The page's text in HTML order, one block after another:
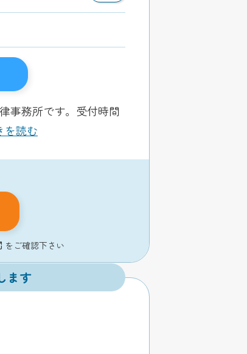
事務所です。受付時間
を読む
をご確認下さい
ます